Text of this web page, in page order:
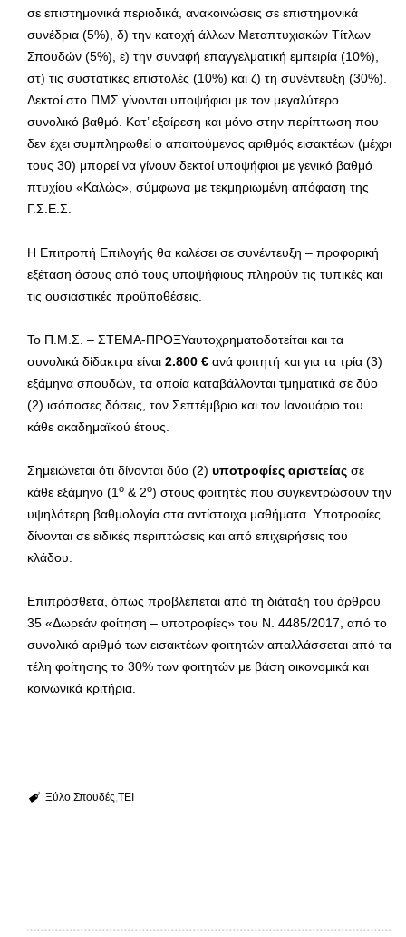
σε επιστημονικά περιοδικά, ανακοινώσεις σε επιστημονικά
συνέδρια (5%), δ) την κατοχή άλλων Μεταπτυχιακών Τίτλων
Σπουδών (5%), ε) την συναφή επαγγελματική εμπειρία (10%),
στ) τις συστατικές επιστολές (10%) και ζ) τη συνέντευξη (30%).
Δεκτοί στο ΠΜΣ γίνονται υποψήφιοι με τον μεγαλύτερο
συνολικό βαθμό. Κατ’ εξαίρεση και μόνο στην περίπτωση που
δεν έχει συμπληρωθεί ο απαιτούμενος αριθμός εισακτέων (μέχρι
τους 30) μπορεί να γίνουν δεκτοί υποψήφιοι με γενικό βαθμό
πτυχίου «Καλώς», σύμφωνα με τεκμηριωμένη απόφαση της
Γ.Σ.Ε.Σ.
Η Επιτροπή Επιλογής θα καλέσει σε συνέντευξη – προφορική
εξέταση όσους από τους υποψήφιους πληρούν τις τυπικές και
τις ουσιαστικές προϋποθέσεις.
Το Π.Μ.Σ. – ΣΤΕΜΑ-ΠΡΟΞΥαυτοχρηματοδοτείται και τα
συνολικά δίδακτρα είναι 2.800 € ανά φοιτητή και για τα τρία (3)
εξάμηνα σπουδών, τα οποία καταβάλλονται τμηματικά σε δύο
(2) ισόποσες δόσεις, τον Σεπτέμβριο και τον Ιανουάριο του
κάθε ακαδημαϊκού έτους.
Σημειώνεται ότι δίνονται δύο (2) υποτροφίες αριστείας σε
κάθε εξάμηνο (1ο & 2ο) στους φοιτητές που συγκεντρώσουν την
υψηλότερη βαθμολογία στα αντίστοιχα μαθήματα. Υποτροφίες
δίνονται σε ειδικές περιπτώσεις και από επιχειρήσεις του
κλάδου.
Επιπρόσθετα, όπως προβλέπεται από τη διάταξη του άρθρου
35 «Δωρεάν φοίτηση – υποτροφίες» του Ν. 4485/2017, από το
συνολικό αριθμό των εισακτέων φοιτητών απαλλάσσεται από τα
τέλη φοίτησης το 30% των φοιτητών με βάση οικονομικά και
κοινωνικά κριτήρια.
Ξύλο Σπουδές ΤΕΙ